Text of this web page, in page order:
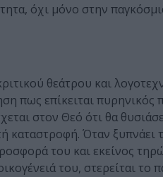
όχι μόνο στην
θεάτρου και
πως επίκειται πυρηνικός
στον Θεό ότι θα θυσιάσει
Όταν ξυπνάει
του και εκείνος
του, στερείται το